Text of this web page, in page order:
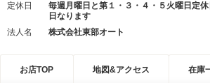
定休日
毎週月曜日と第１・３・４・５火曜日定
日なります
法人名
株式会社東部オート
お店TOP 地図&アクセス 在庫